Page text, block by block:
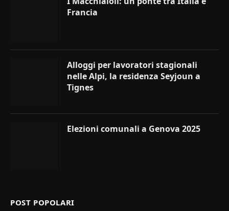
Francia
Alloggi per lavoratori stagionali
nelle Alpi, la residenza Seyjoun a
Tignes
Elezioni comunali a Genova 2025
POST POPOLARI